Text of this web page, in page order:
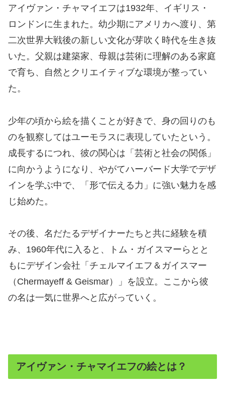
アイヴァン・チャマイエフは1932年、イギリス・
ロンドンに生まれた。幼少期にアメリカへ渡り、第
二次世界大戦後の新しい文化が芽吹く時代を生き抜
いた。父親は建築家、母親は芸術に理解のある家庭
で育ち、自然とクリエイティブな環境が整ってい
た。
少年の頃から絵を描くことが好きで、身の回りのも
のを観察してはユーモラスに表現していたという。
成長するにつれ、彼の関心は「芸術と社会の関係」
に向かうようになり、やがてハーバード大学でデザ
インを学ぶ中で、「形で伝える力」に強い魅力を感
じ始めた。
その後、名だたるデザイナーたちと共に経験を積
み、1960年代に入ると、トム・ガイスマーらとと
もにデザイン会社「チェルマイエフ＆ガイスマー
（Chermayeff & Geismar）」を設立。ここから彼
の名は一気に世界へと広がっていく。
アイヴァン・チャマイエフの絵とは？